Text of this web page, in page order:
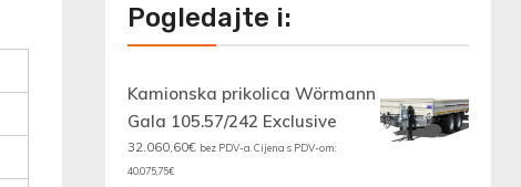
Pogledajte i:
Kamionska prikolica Wörmann
Gala 105.57/242 Exclusive
32.060,60€ bez PDV-a. Cijena s PDV-om:
40.075,75€